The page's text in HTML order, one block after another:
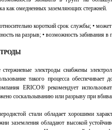
как омедненных заземляющих стержней.
короткий срок службы; •
на разрыв; • возможность забивания
электроды снабжены
такого процесса
ERICO® рекомендует
соскальзыванию или разрыву при
стали обладает хорошими
заземления обладают высокой